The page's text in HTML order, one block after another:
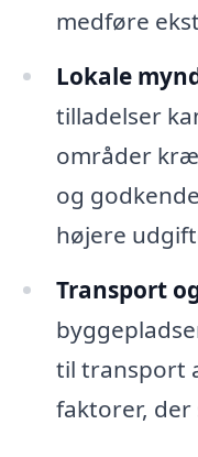
medføre
Lokale
tilladelser
områder
og
højere
Transport
til transport
faktorer, der